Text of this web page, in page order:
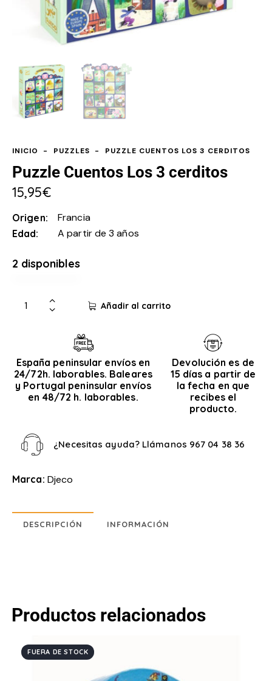
INICIO PUZZLES PUZZLE CUENTOS LOS 3 CERDITOS
Puzzle Cuentos Los 3 cerditos
15,95€
Origen Francia
Edad A partir de 3 años
2 disponibles
Añadir al carrito
España peninsular envíos en
24/72h. laborables. Baleares
y Portugal peninsular envíos
en 48/72 h. laborables.
Devolución es de
15 días a partir de
la fecha en que
recibes el
producto.
¿Necesitas ayuda? Llámanos 967 04 38 36
Marca: Djeco
DESCRIPCIÓN INFORMACIÓN
Productos relacionados
FUERA DE STOCK